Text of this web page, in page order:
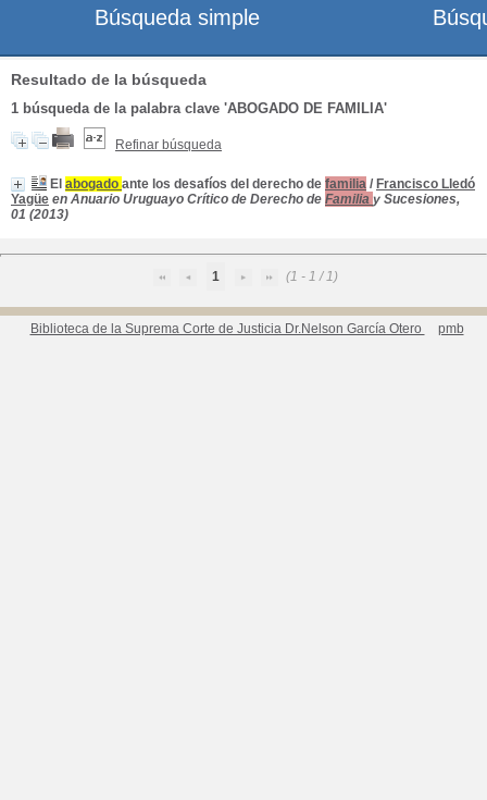
Resultado de la búsqueda
1 búsqueda de la palabra clave 'ABOGADO DE FAMILIA'
Refinar búsqueda
El abogado ante los desafíos del derecho de familia / Francisco Lledó
Yagüe en Anuario Uruguayo Crítico de Derecho de Familia y Sucesiones,
01 (2013)
1 (1 - 1 / 1)
Biblioteca de la Suprema Corte de Justicia Dr.Nelson García Otero pmb
Búsqueda simple